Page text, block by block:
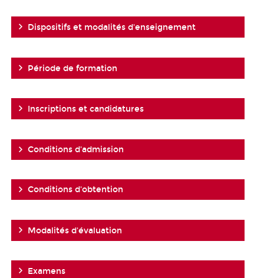
Dispositifs et modalités d'enseignement
Période de formation
Inscriptions et candidatures
Conditions d'admission
Conditions d'obtention
Modalités d'évaluation
Examens